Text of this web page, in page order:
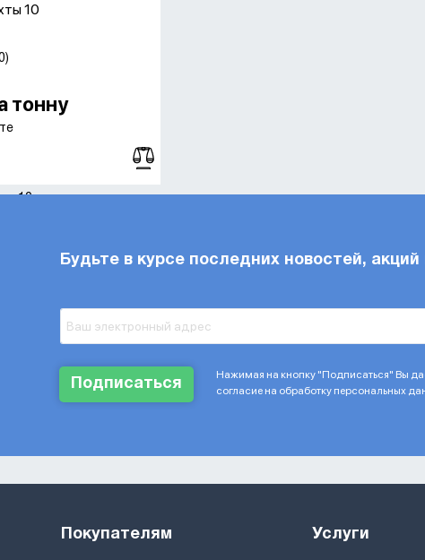
10
тонну
10
Будьте в курсе последних новостей,
Подписаться
Нажимая на кнопку "Подписаться" Вы
согласие на обработку персональных
Покупателям Услуги